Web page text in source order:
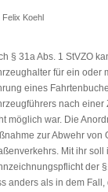
Felix Koehl
§ 31a Abs. 1 StVZO
für ein oder
eines
nach
möglich war. Die
zur Abwehr von
Mit ihr
der
anders als in dem